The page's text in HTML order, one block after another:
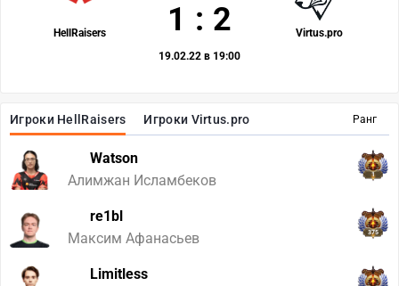
Ранг
Игроки HellRaisers Игроки Virtus.pro
Watson
Алимжан Исламбеков
1
re1bl
Максим Афанасьев
375
Limitless
HellRaisers Virtus.pro
1 : 2
19.02.22 в 19:00